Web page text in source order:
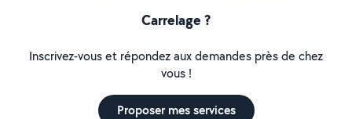
Carrelage ?
Inscrivez-vous et répondez aux demandes près de chez
vous !
Proposer mes services